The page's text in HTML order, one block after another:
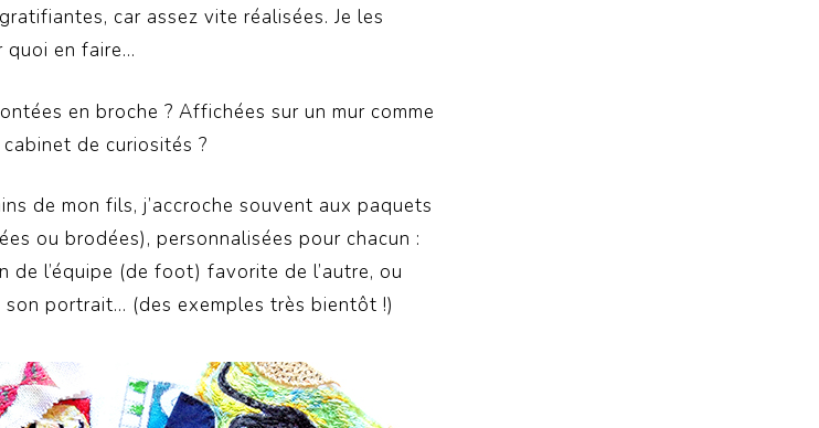
car assez vite réalisées. Je les
quoi en faire…
en broche ? Affichées sur un mur comme
de curiosités ?
de mon fils, j’accroche souvent aux paquets
ou brodées), personnalisées pour chacun :
de l’équipe (de foot) favorite de l’autre, ou
son portrait… (des exemples très bientôt !)